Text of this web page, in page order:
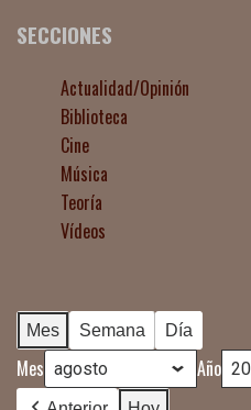
SECCIONES
Actualidad/Opinión
Biblioteca
Cine
Música
Teoría
Vídeos
Mes Semana Día
Mes Año